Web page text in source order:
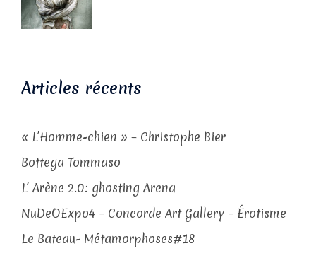
Articles récents
« L’Homme-chien » – Christophe Bier
Bottega Tommaso
L’ Arène 2.0: ghosting Arena
NuDeOExpo4 – Concorde Art Gallery – Érotisme
Le Bateau- Métamorphoses#18